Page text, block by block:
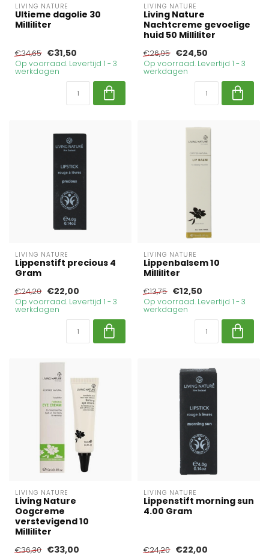
LIVING NATURE
Ultieme dagolie 30
Milliliter
€34,65 €31,50
Op voorraad. Levertijd 1 - 3
werkdagen
LIVING NATURE
Living Nature
Nachtcreme gevoelige
huid 50 Milliliter
€26,95 €24,50
Op voorraad. Levertijd 1 - 3
werkdagen
LIVING NATURE
Lippenstift precious 4
Gram
€24,20 €22,00
Op voorraad. Levertijd 1 - 3
werkdagen
LIVING NATURE
Lippenbalsem 10
Milliliter
€13,75 €12,50
Op voorraad. Levertijd 1 - 3
werkdagen
LIVING NATURE
Living Nature
Oogcreme
verstevigend 10
Milliliter
€36,30 €33,00
LIVING NATURE
Lippenstift morning sun
4.00 Gram
€24,20 €22,00